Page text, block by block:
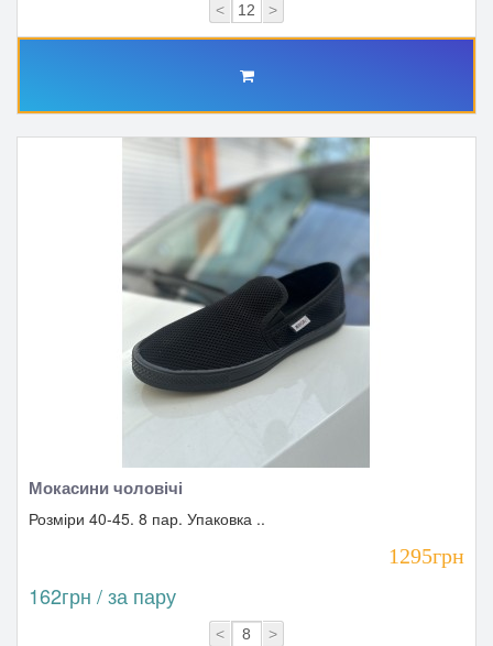
< >
Мокасини чоловічі
Розміри 40-45. 8 пар. Упаковка ..
1295грн
162грн / за пару
< >